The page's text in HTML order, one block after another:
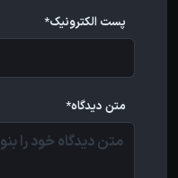
پست الکترونیک*
متن دیدگاه*